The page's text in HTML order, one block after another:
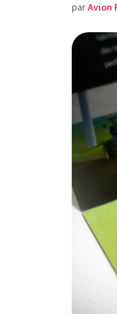
parAvion